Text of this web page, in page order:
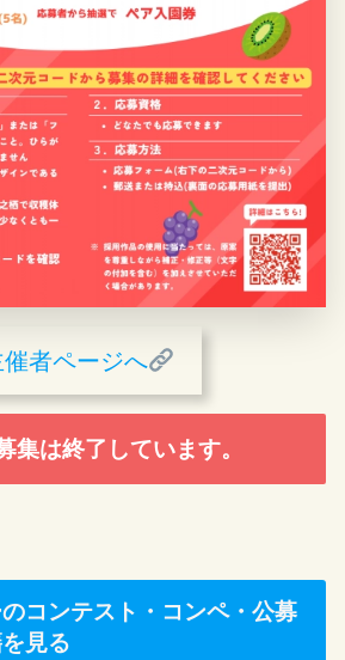
催者ページへ
集は終了しています。
コンテスト・コンペ・公募
見る